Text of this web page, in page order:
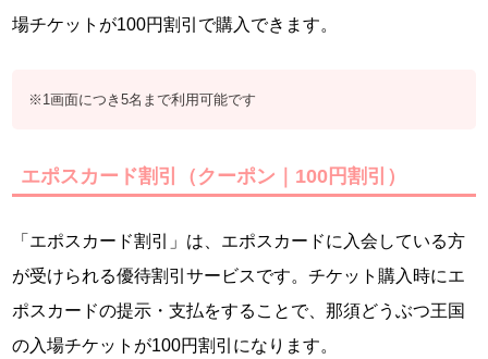
場チケットが100円割引で購入できます。
※1画面につき5名まで利用可能です
エポスカード割引（クーポン｜100円割引）
「エポスカード割引」は、エポスカードに入会している方
が受けられる優待割引サービスです。チケット購入時にエ
ポスカードの提示・支払をすることで、那須どうぶつ王国
の入場チケットが100円割引になります。